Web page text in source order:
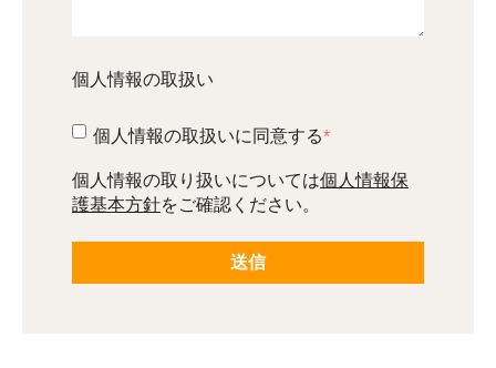
個人情報の取扱い
個人情報の取扱いに同意する*
個人情報の取り扱いについては個人情報保
護基本方針をご確認ください。